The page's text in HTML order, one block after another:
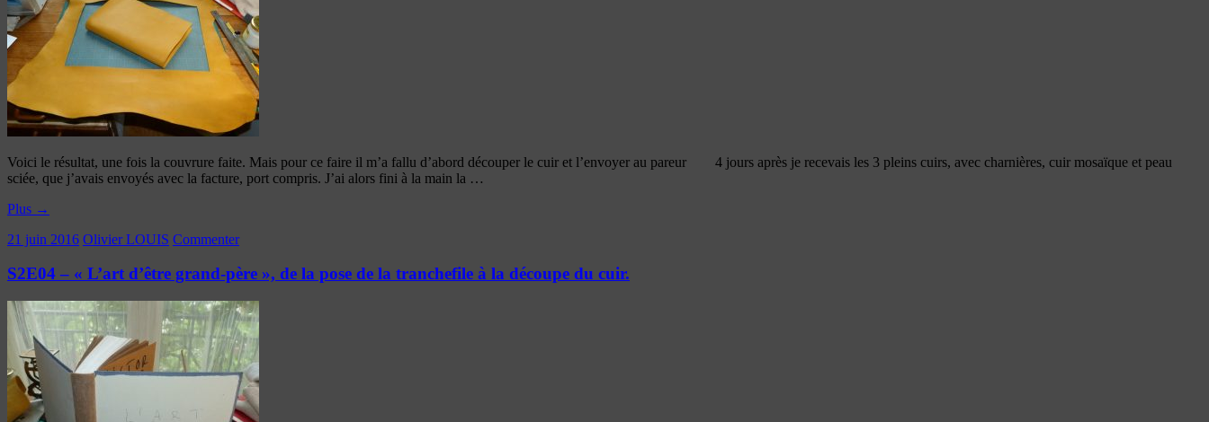
Voici le résultat, une fois la couvrure faite. Mais pour ce faire il m’a fallu d’abord découper le cuir et l’envoyer au pareur 4 jours après je recevais les 3 pleins cuirs, avec charnières, cuir mosaïque et peau
sciée, que j’avais envoyés avec la facture, port compris. J’ai alors fini à la main la …
Plus →
21 juin 2016 Olivier LOUIS Commenter
S2E04 – « L’art d’être grand-père », de la pose de la tranchefile à la découpe du cuir.